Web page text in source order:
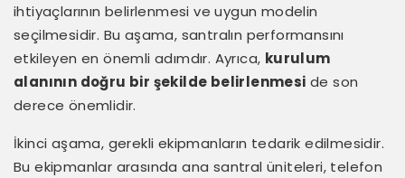
ihtiyaçlarının belirlenmesi ve uygun modelin
seçilmesidir. Bu aşama, santralın performansını
etkileyen en önemli adımdır. Ayrıca, kurulum
alanının doğru bir şekilde belirlenmesi de son
derece önemlidir.
İkinci aşama, gerekli ekipmanların tedarik edilmesidir.
Bu ekipmanlar arasında ana santral üniteleri, telefon